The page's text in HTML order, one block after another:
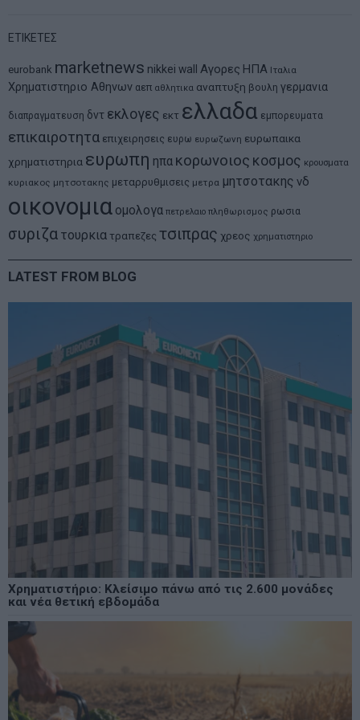
ΕΤΙΚΕΤΕΣ
eurobank marketnews nikkei wall Αγορες ΗΠΑ Ιταλια
Χρηματιστηριο Αθηνων αεπ αθλητικα αναπτυξη βουλη γερμανια
διαπραγματευση δντ εκλογες εκτ ελλαδα εμπορευματα
επικαιροτητα επιχειρησεις ευρω ευρωζωνη ευρωπαικα
χρηματιστηρια ευρωπη ηπα κορωνοιος κοσμος κρουσματα
κυριακος μητσοτακης μεταρρυθμισεις μετρα μητσοτακης νδ
οικονομια ομολογα πετρελαιο πληθωρισμος ρωσια
συριζα τουρκια τραπεζες τσιπρας χρεος χρηματιστηριο
LATEST FROM BLOG
Χρηματιστήριο: Κλείσιμο πάνω από τις 2.600 μονάδες
και νέα θετική εβδομάδα